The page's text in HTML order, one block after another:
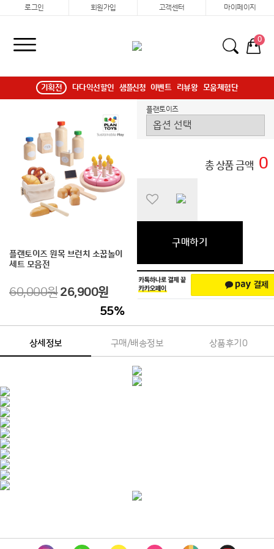
로그인 회원가입 고객센터 마이페이지
0
기획전 다다익선할인 샘플신청 이벤트 리뷰왕 모움체험단
플랜토이즈 원목 브런치 소꿉놀이
세트 모음전
60,000원 26,900원
55%
플랜토이즈
총 상품 금액 0
구매하기
상세정보 구매/배송정보 상품후기 0